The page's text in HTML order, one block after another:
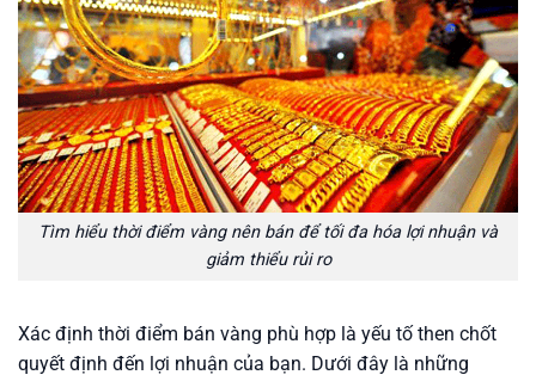
Tìm hiểu thời điểm vàng nên bán để tối đa hóa lợi nhuận và
giảm thiểu rủi ro
Xác định thời điểm bán vàng phù hợp là yếu tố then chốt
quyết định đến lợi nhuận của bạn. Dưới đây là những